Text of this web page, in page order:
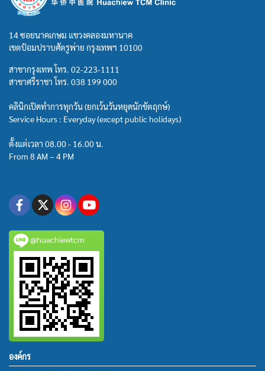
14 ซอยนาคเกษม แขวงคลองมหานาค
เขตป้อมปราบศัตรูพ่าย กรุงเทพฯ 10100
สาขากรุงเทพ โทร. 02-223-1111
สาขาศรีราชา โทร. 038 199 000
คลินิกเปิดทำการทุกวัน (ยกเว้นวันหยุดนักขัตฤกษ์)
Service Hours : Everyday (except public holidays)
ตั้งแต่เวลา 08.00 - 16.00 น.
From 8 AM – 4 PM
@huachiewtcm
องค์กร